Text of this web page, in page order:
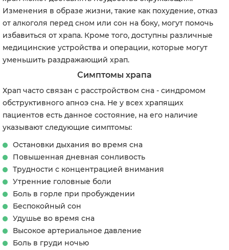
Изменения в образе жизни, такие как похудение, отказ
от алкоголя перед сном или сон на боку, могут помочь
избавиться от храпа. Кроме того, доступны различные
медицинские устройства и операции, которые могут
уменьшить раздражающий храп.
Симптомы храпа
Храп часто связан с расстройством сна - синдромом
обструктивного апноэ сна. Не у всех храпящих
пациентов есть данное состояние, на его наличие
указывают следующие симптомы:
Остановки дыхания во время сна
Повышенная дневная сонливость
Трудности с концентрацией внимания
Утренние головные боли
Боль в горле при пробуждении
Беспокойный сон
Удушье во время сна
Высокое артериальное давление
Боль в груди ночью